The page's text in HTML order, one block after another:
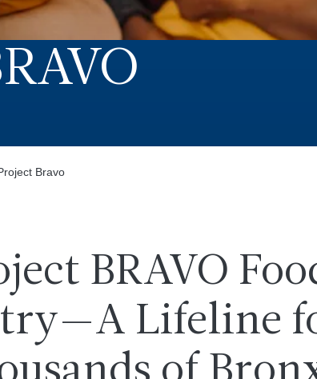
Bravo
BRAVO
Lifeline